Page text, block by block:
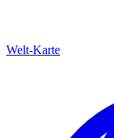
Welt-Karte